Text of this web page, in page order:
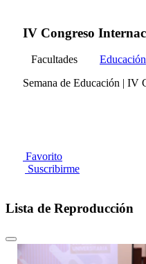
IV Congreso
Facultades
Educación
Semana de Educación | IV
Favorito
Suscribirme
Lista de Reproducción